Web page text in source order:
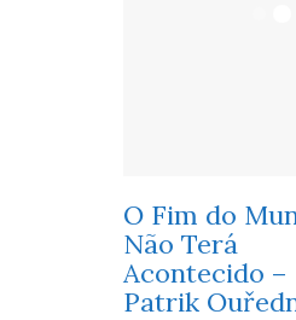
O Fim do
Não Terá
Acontecido –
Patrik